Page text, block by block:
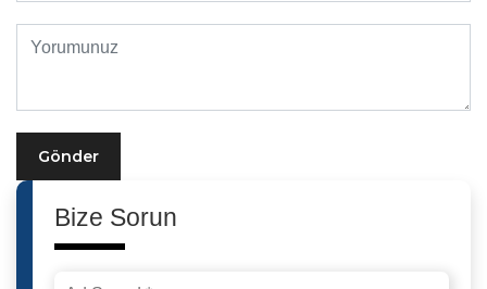
Gönder
Bize Sorun